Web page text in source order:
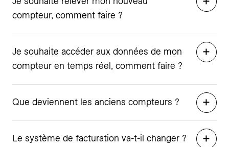
compteur, comment faire ?
Je souhaite accéder aux données de mon
compteur en temps réel, comment faire ?
Que deviennent les anciens compteurs ?
Le système de facturation va-t-il changer ?